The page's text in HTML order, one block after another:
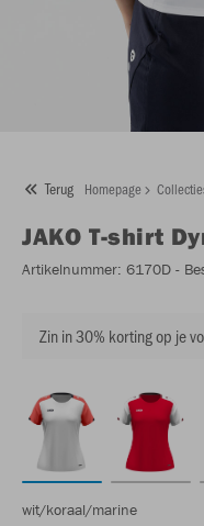
Terug Homepage
JAKO T-shirt
Artikelnummer: 6170D -
Zin in 30% korting op je
wit/koraal/marine